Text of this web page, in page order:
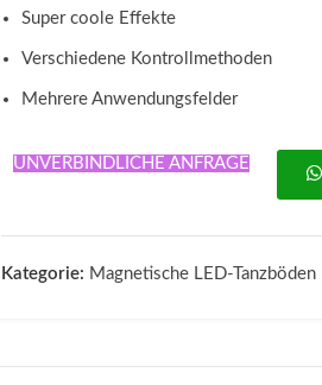
Super coole Effekte
Verschiedene Kontrollmethoden
Mehrere Anwendungsfelder
UNVERBINDLICHE ANFRAGE
Kategorie: Magnetische LED-Tanzböden